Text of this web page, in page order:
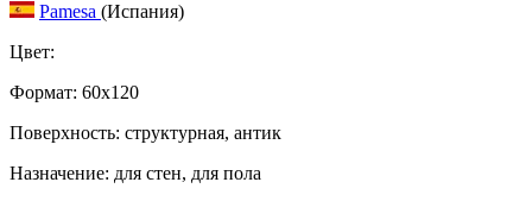
Pamesa (Испания)
Цвет:
Формат: 60x120
Поверхность: структурная, антик
Назначение: для стен, для пола